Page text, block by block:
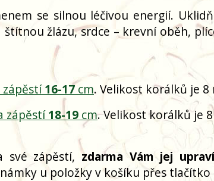
se silnou léčivou energií.
žlázu, srdce – krevní oběh,
16-17cm. Velikost korálků je 8
zápěstí18-19 cm. Velikost korálků je
své zápěstí,zdarma Vám jej
u položky v košíku přes